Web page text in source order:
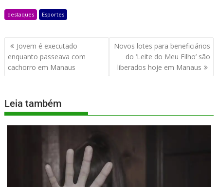
destaques Esportes
Jovem é executado
enquanto passeava com
cachorro em Manaus
Novos lotes para beneficiários
do ‘Leite do Meu Filho’ são
liberados hoje em Manaus
Leia também